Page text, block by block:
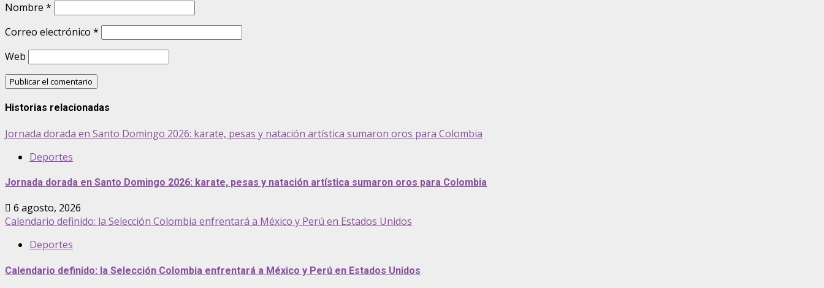
Nombre *
Correo electrónico *
Web
Historias relacionadas
Jornada dorada en Santo Domingo 2026: karate, pesas y natación artística sumaron oros para Colombia
Deportes
Jornada dorada en Santo Domingo 2026: karate, pesas y natación artística sumaron oros para Colombia
6 agosto, 2026
Calendario definido: la Selección Colombia enfrentará a México y Perú en Estados Unidos
Deportes
Calendario definido: la Selección Colombia enfrentará a México y Perú en Estados Unidos